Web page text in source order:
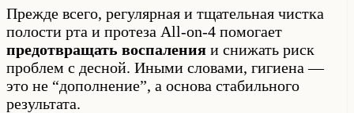
Прежде всего, регулярная и тщательная чистка
полости рта и протеза All-on-4 помогает
предотвращать воспаления и снижать риск
проблем с десной. Иными словами, гигиена —
это не “дополнение”, а основа стабильного
результата.